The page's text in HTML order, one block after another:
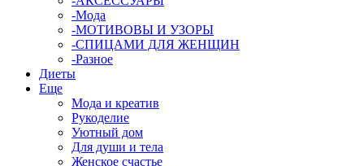
-Мода
-МОТИВОВЫ И УЗОРЫ
-СПИЦАМИ ДЛЯ ЖЕНЩИН
-Разное
Диеты
Еще
Мода и креатив
Рукоделие
Уютный дом
Для души и тела
Женское счастье